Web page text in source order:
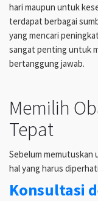
hari maupun untuk
terdapat berbagai
yang mencari
sangat penting untuk
bertanggung jawab.
Memilih
Tepat
Sebelum memutuskan
hal yang harus
Konsultasi